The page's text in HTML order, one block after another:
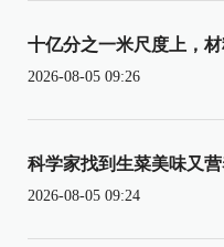
十亿分之一米尺度上，
2026-08-05 09:26
科学家找到生菜美味又
2026-08-05 09:24